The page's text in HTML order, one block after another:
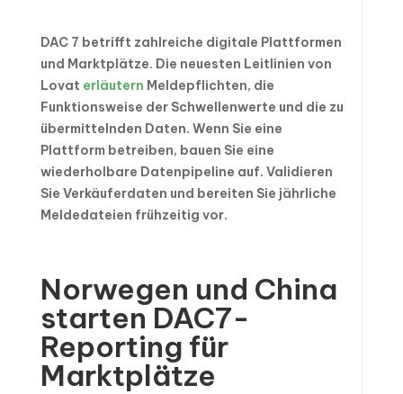
DAC 7 betrifft zahlreiche digitale Plattformen
und Marktplätze. Die neuesten Leitlinien von
Lovat erläutern Meldepflichten, die
Funktionsweise der Schwellenwerte und die zu
übermittelnden Daten. Wenn Sie eine
Plattform betreiben, bauen Sie eine
wiederholbare Datenpipeline auf. Validieren
Sie Verkäuferdaten und bereiten Sie jährliche
Meldedateien frühzeitig vor.
Norwegen und China
starten DAC7-
Reporting für
Marktplätze